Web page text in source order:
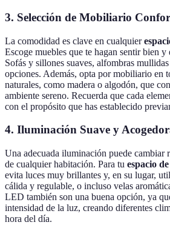
3. Selección de Mobiliario
La comodidad es clave en cualquier
Escoge muebles que te hagan sentir bien y
Sofás y sillones suaves, alfombras
opciones. Además, opta por mobiliario en
naturales, como madera o algodón, que
ambiente sereno. Recuerda que cada
con el propósito que has establecido
4. Iluminación Suave y
Una adecuada iluminación puede cambiar
de cualquier habitación. Para tu espacio
evita luces muy brillantes y, en su lugar,
cálida y regulable, o incluso velas
LED también son una buena opción, ya
intensidad de la luz, creando diferentes
hora del día.